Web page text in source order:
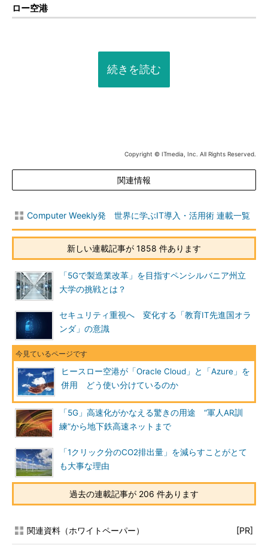
ロー空港
続きを読む
Copyright © ITmedia, Inc. All Rights Reserved.
関連情報
Computer Weekly発 世界に学ぶIT導入・活用術 連載一覧
新しい連載記事が 1858 件あります
「5Gで製造業改革」を目指すペンシルバニア州立
大学の挑戦とは？
セキュリティ重視へ 変化する「教育IT先進国オラ
ンダ」の意識
ヒースロー空港が「Oracle Cloud」と「Azure」を
併用 どう使い分けているのか
「5G」高速化がかなえる驚きの用途 “軍人AR訓
練”から地下鉄高速ネットまで
「1クリック分のCO2排出量」を減らすことがとて
も大事な理由
過去の連載記事が 206 件あります
関連資料（ホワイトペーパー） [PR]